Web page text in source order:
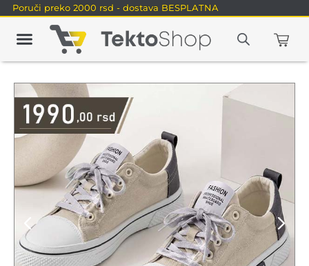
Poruči preko 2000 rsd - dostava BESPLATNA